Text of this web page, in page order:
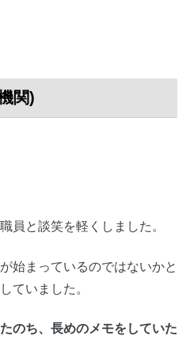
関)
員と談笑を軽くしました。
始まっているのではないかと
ていました。
のち、長めのメモをしていた